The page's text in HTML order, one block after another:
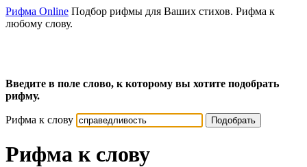
Рифма Online Подбор рифмы для Ваших стихов. Рифма к
любому слову.
Введите в поле слово, к которому вы хотите подобрать
рифму.
Рифма к слову Подобрать
Рифма к слову